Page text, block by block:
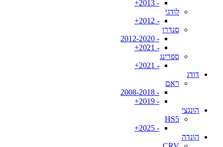
- 2013+
לודגי
- 2012+
סנדרו
- 2012-2020
- 2021+
ספרינג
- 2021+
דודג
ראם
- 2008-2018
- 2019+
הונגצי
HS5
- 2025+
הונדה